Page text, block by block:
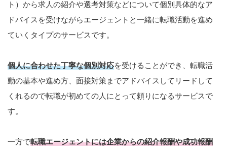
ト）から求人の紹介や選考対策などについて個別具体的なア
ドバイスを受けながらエージェントと一緒に転職活動を進め
ていくタイプのサービスです。
個人に合わせた丁寧な個別対応を受けることができ、転職活
動の基本や進め方、面接対策までアドバイスしてリードして
くれるので転職が初めての人にとって頼りになるサービスで
す。
一方で転職エージェントには企業からの紹介報酬や成功報酬